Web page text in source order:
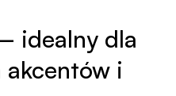
idealny dla
i